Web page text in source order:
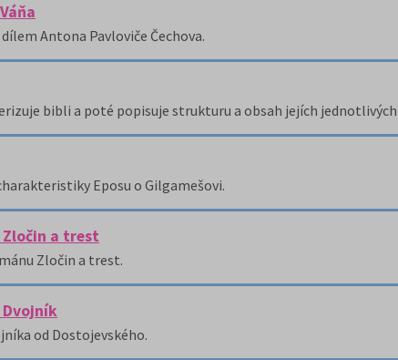
Antona Pavloviče Čechova.
bibli a poté popisuje strukturu a obsah jejích
Eposu o Gilgamešovi.
a trest
Zločin a trest.
od Dostojevského.